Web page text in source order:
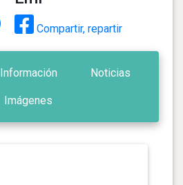
Compartir, repartir
Información Noticias
Imágenes